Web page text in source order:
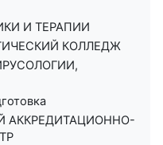
И ТЕРАПИИ
КОЛЛЕДЖ
АККРЕДИТАЦИОННО-